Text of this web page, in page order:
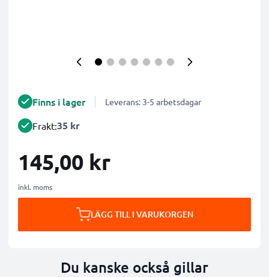
Finns i lager Leverans: 3-5 arbetsdagar
Frakt:35 kr
145,00 kr
inkl. moms
LÄGG TILL I VARUKORGEN
Du kanske också gillar